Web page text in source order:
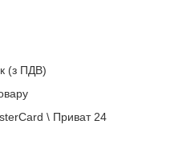
(з ПДВ)
\ Приват 24